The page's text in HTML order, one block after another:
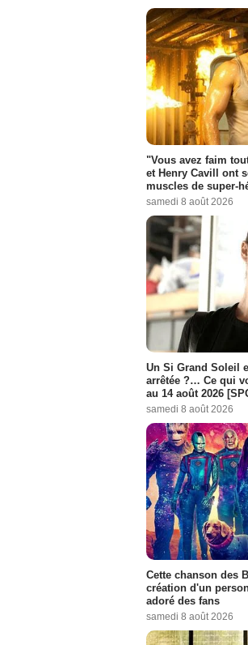
"Vous avez faim
et Henry Cavill ont
muscles de super-
samedi 8 août 2026
Un Si Grand Soleil
arrêtée ?… Ce qui
au 14 août 2026
samedi 8 août 2026
Cette chanson des
création d'un
adoré des fans
samedi 8 août 2026